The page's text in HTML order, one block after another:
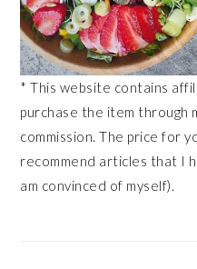
* This website contains
purchase the item through
commission. The price for
recommend articles that I
am convinced of myself).